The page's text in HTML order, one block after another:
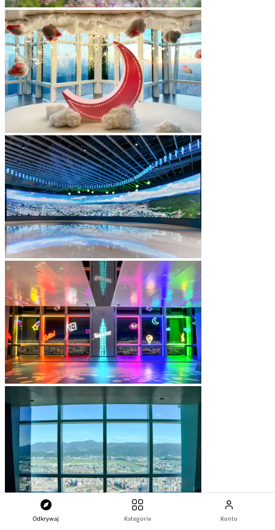
Odkrywaj Kategorie Konto